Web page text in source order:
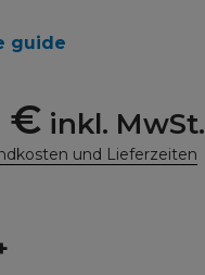
guide
€ inkl. MwSt.
und Lieferzeiten